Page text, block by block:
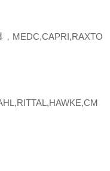
MEDC,CAPRI,RAXTO